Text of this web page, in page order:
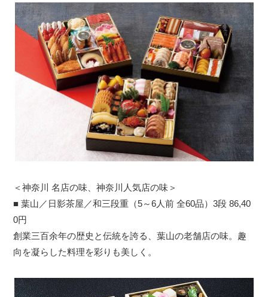
＜神奈川 名店の味、神奈川人気店の味＞
■ 葉山／日影茶屋／和三段重（5～6人前 全60品）3段 86,40
0円
創業三百余年の歴史と伝統を誇る、葉山の老舗店の味。趣
向を凝らした料理を彩りも美しく。